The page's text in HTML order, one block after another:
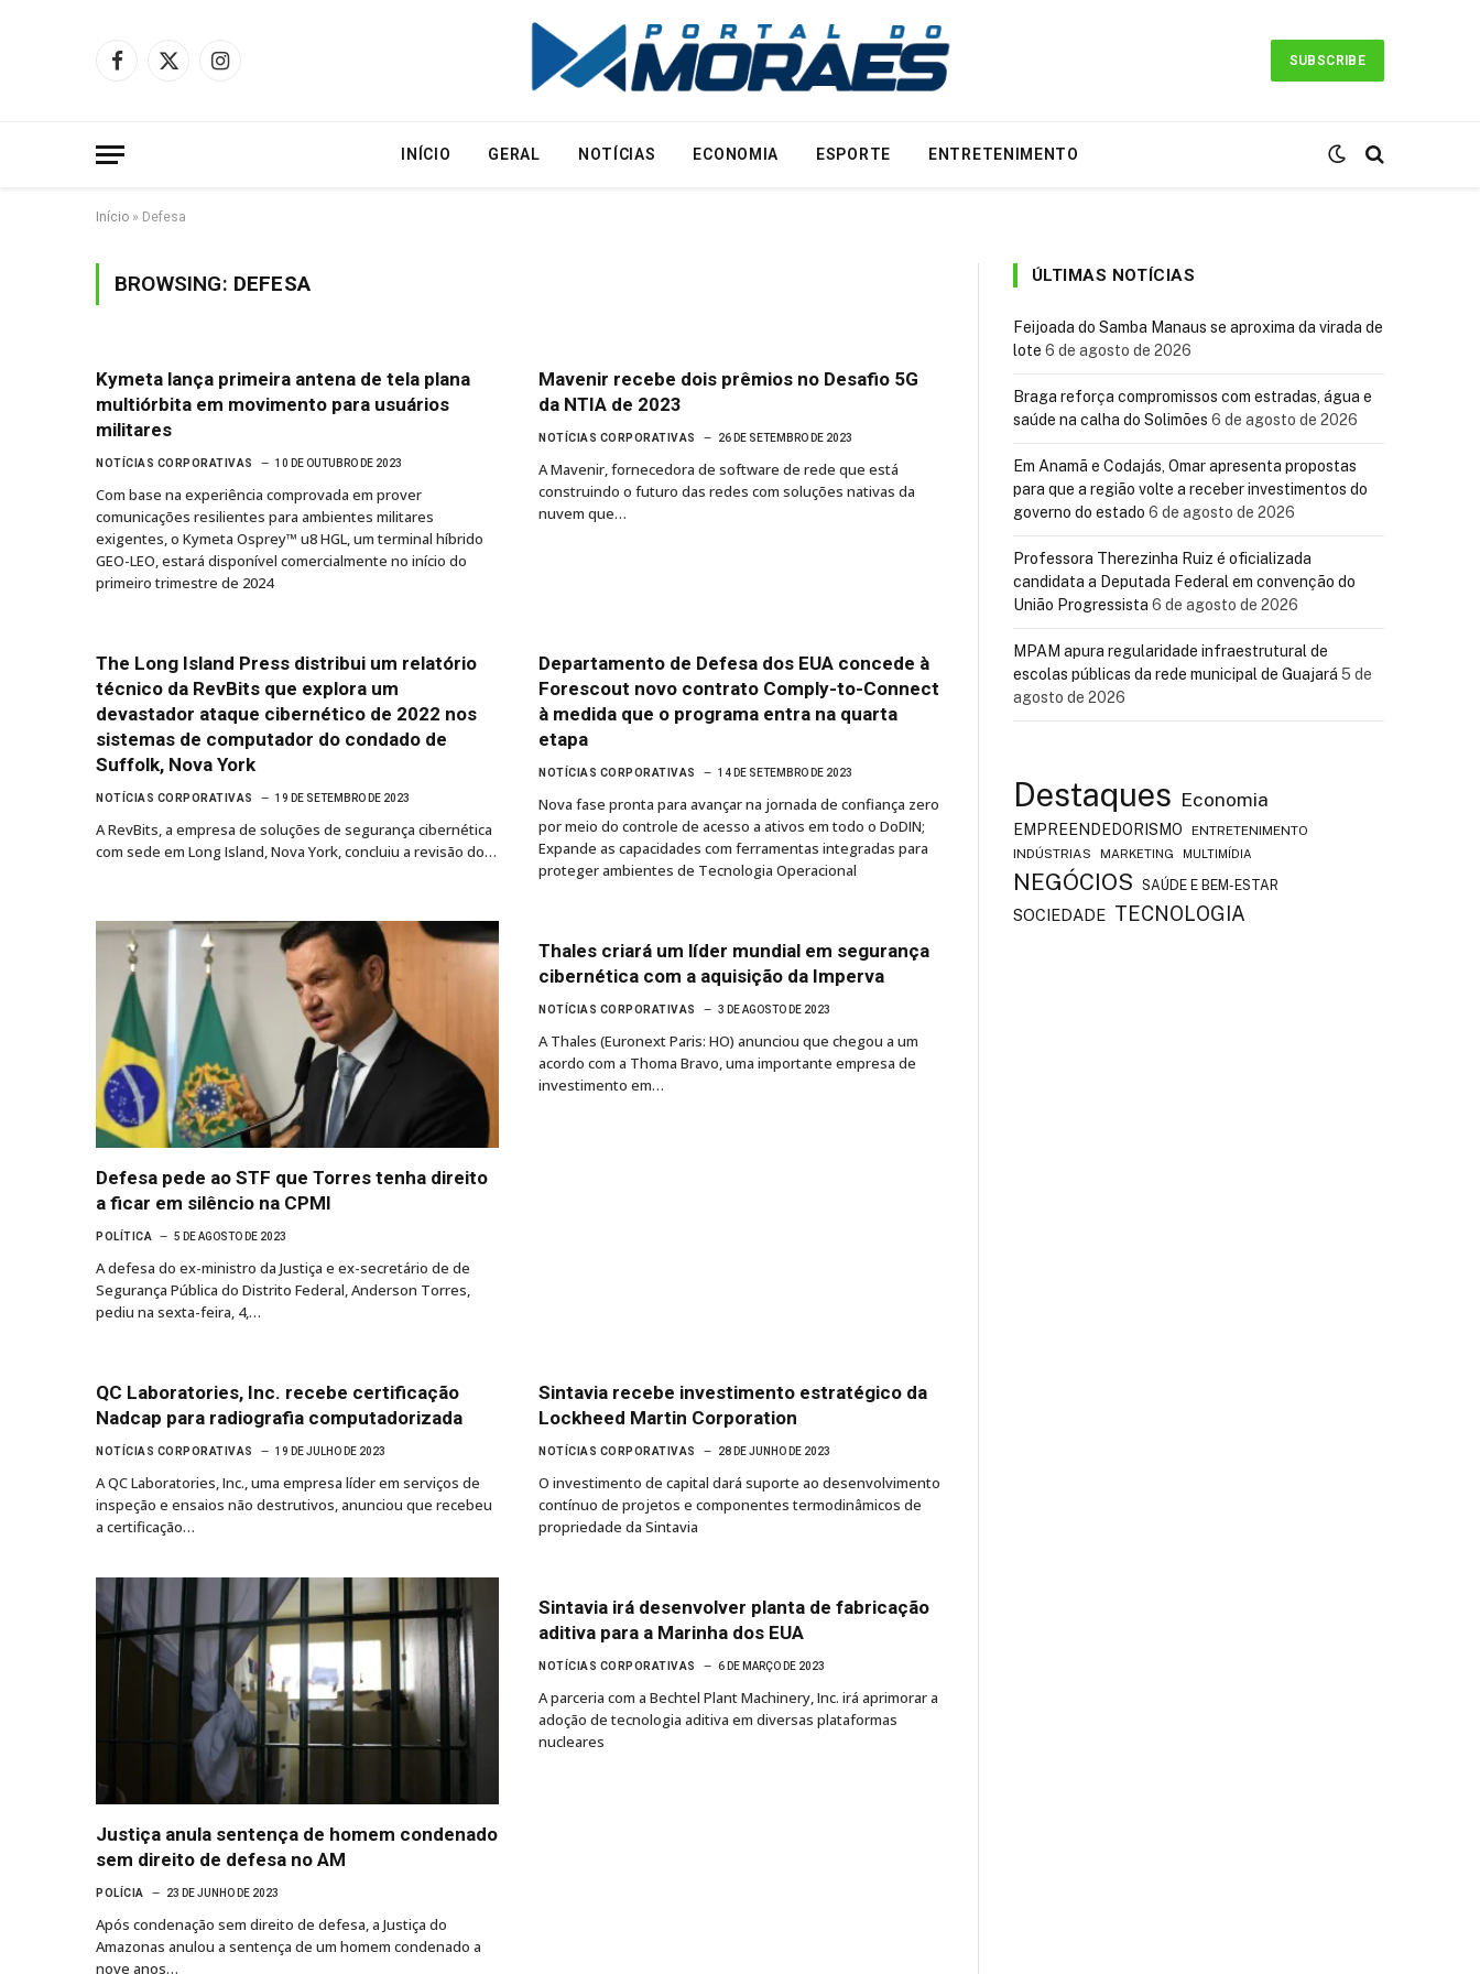
Facebook
X
Instagram
SUBSCRIBE
INÍCIO GERAL NOTÍCIAS ECONOMIA ESPORTE ENTRETENIMENTO
Início » Defesa
BROWSING: DEFESA
Kymeta lança primeira antena de tela plana
multiórbita em movimento para usuários
militares
NOTÍCIAS CORPORATIVAS 10 DE OUTUBRO DE 2023
Com base na experiência comprovada em prover
comunicações resilientes para ambientes militares
exigentes, o Kymeta Osprey™ u8 HGL, um terminal híbrido
GEO-LEO, estará disponível comercialmente no início do
primeiro trimestre de 2024
Mavenir recebe dois prêmios no Desafio 5G
da NTIA de 2023
NOTÍCIAS CORPORATIVAS 26 DE SETEMBRO DE 2023
A Mavenir, fornecedora de software de rede que está
construindo o futuro das redes com soluções nativas da
nuvem que…
The Long Island Press distribui um relatório
técnico da RevBits que explora um
devastador ataque cibernético de 2022 nos
sistemas de computador do condado de
Suffolk, Nova York
NOTÍCIAS CORPORATIVAS 19 DE SETEMBRO DE 2023
A RevBits, a empresa de soluções de segurança cibernética
com sede em Long Island, Nova York, concluiu a revisão do…
Departamento de Defesa dos EUA concede à
Forescout novo contrato Comply-to-Connect
à medida que o programa entra na quarta
etapa
NOTÍCIAS CORPORATIVAS 14 DE SETEMBRO DE 2023
Nova fase pronta para avançar na jornada de confiança zero
por meio do controle de acesso a ativos em todo o DoDIN;
Expande as capacidades com ferramentas integradas para
proteger ambientes de Tecnologia Operacional
Defesa pede ao STF que Torres tenha direito
a ficar em silêncio na CPMI
POLÍTICA 5 DE AGOSTO DE 2023
A defesa do ex-ministro da Justiça e ex-secretário de de
Segurança Pública do Distrito Federal, Anderson Torres,
pediu na sexta-feira, 4,…
Thales criará um líder mundial em segurança
cibernética com a aquisição da Imperva
NOTÍCIAS CORPORATIVAS 3 DE AGOSTO DE 2023
A Thales (Euronext Paris: HO) anunciou que chegou a um
acordo com a Thoma Bravo, uma importante empresa de
investimento em…
QC Laboratories, Inc. recebe certificação
Nadcap para radiografia computadorizada
NOTÍCIAS CORPORATIVAS 19 DE JULHO DE 2023
A QC Laboratories, Inc., uma empresa líder em serviços de
inspeção e ensaios não destrutivos, anunciou que recebeu
a certificação…
Sintavia recebe investimento estratégico da
Lockheed Martin Corporation
NOTÍCIAS CORPORATIVAS 28 DE JUNHO DE 2023
O investimento de capital dará suporte ao desenvolvimento
contínuo de projetos e componentes termodinâmicos de
propriedade da Sintavia
Justiça anula sentença de homem condenado
sem direito de defesa no AM
POLÍCIA 23 DE JUNHO DE 2023
Após condenação sem direito de defesa, a Justiça do
Amazonas anulou a sentença de um homem condenado a
nove anos…
Sintavia irá desenvolver planta de fabricação
aditiva para a Marinha dos EUA
NOTÍCIAS CORPORATIVAS 6 DE MARÇO DE 2023
A parceria com a Bechtel Plant Machinery, Inc. irá aprimorar a
adoção de tecnologia aditiva em diversas plataformas
nucleares
ÚLTIMAS NOTÍCIAS
Feijoada do Samba Manaus se aproxima da virada de
lote 6 de agosto de 2026
Braga reforça compromissos com estradas, água e
saúde na calha do Solimões 6 de agosto de 2026
Em Anamã e Codajás, Omar apresenta propostas
para que a região volte a receber investimentos do
governo do estado 6 de agosto de 2026
Professora Therezinha Ruiz é oficializada
candidata a Deputada Federal em convenção do
União Progressista 6 de agosto de 2026
MPAM apura regularidade infraestrutural de
escolas públicas da rede municipal de Guajará 5 de
agosto de 2026
Destaques Economia
EMPREENDEDORISMO
ENTRETENIMENTO
INDÚSTRIAS
MARKETING MULTIMÍDIA
NEGÓCIOS SAÚDE E BEM-ESTAR
SOCIEDADE TECNOLOGIA